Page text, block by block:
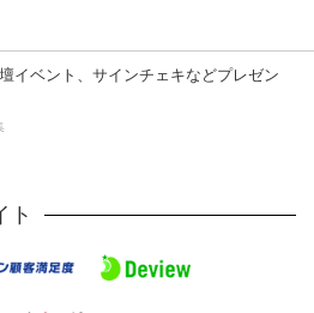
イベント、サインチェキなどプレゼン
ト